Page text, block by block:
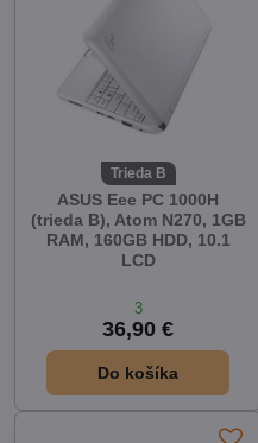
Trieda B
ASUS Eee PC 1000H
(trieda B), Atom N270, 1GB
RAM, 160GB HDD, 10.1
LCD
3
36,90 €
Do košíka